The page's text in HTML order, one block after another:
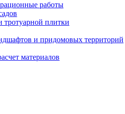
работы
тротуарной плитки
и придомовых территорий
материалов